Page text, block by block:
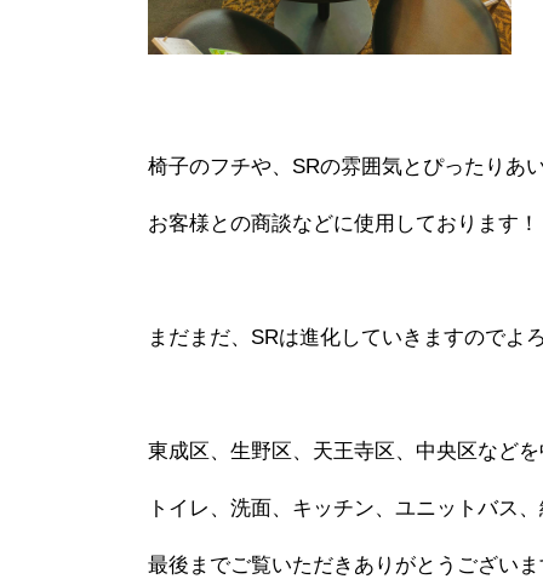
椅子のフチや、SRの雰囲気とぴったりあ
お客様との商談などに使用しております
まだまだ、SRは進化していきますのでよ
東成区、生野区、天王寺区、中央区など
トイレ、洗面、キッチン、ユニットバス
最後までご覧いただきありがとうござい